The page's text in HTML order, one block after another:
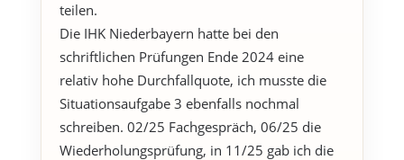
teilen.
Die IHK Niederbayern hatte bei den
schriftlichen Prüfungen Ende 2024 eine
relativ hohe Durchfallquote, ich musste die
Situationsaufgabe 3 ebenfalls nochmal
schreiben. 02/25 Fachgespräch, 06/25 die
Wiederholungsprüfung, in 11/25 gab ich die